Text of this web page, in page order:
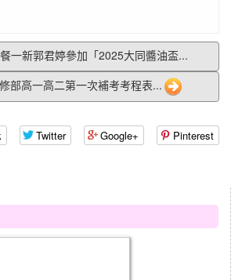
一新郭君婷參加「2025大同醬油盃...
部高一高二第一次補考考程表...
Twitter Google+ Pinterest